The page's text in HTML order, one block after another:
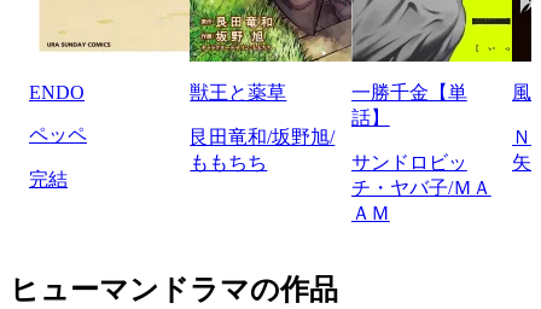
ENDO
ペッペ
完結
獣王と薬草
艮田竜和/坂野旭/
ももちち
一勝千金【単
話】
サンドロビッ
チ・ヤバ子/ＭＡ
ＡＭ
風
Ｎ
矢
ヒューマンドラマの作品